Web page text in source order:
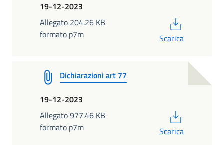
19-12-2023
Allegato 204.26 KB
formato p7m
Scarica
Dichiarazioni art 77
19-12-2023
Allegato 977.46 KB
formato p7m
Scarica